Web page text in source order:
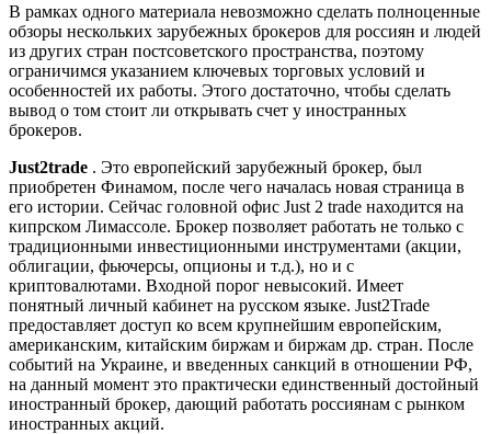
В рамках одного материала невозможно сделать полноценные
обзоры нескольких зарубежных брокеров для россиян и людей
из других стран постсоветского пространства, поэтому
ограничимся указанием ключевых торговых условий и
особенностей их работы. Этого достаточно, чтобы сделать
вывод о том стоит ли открывать счет у иностранных
брокеров.
Just2trade . Это европейский зарубежный брокер, был
приобретен Финамом, после чего началась новая страница в
его истории. Сейчас головной офис Just 2 trade находится на
кипрском Лимассоле. Брокер позволяет работать не только с
традиционными инвестиционными инструментами (акции,
облигации, фьючерсы, опционы и т.д.), но и с
криптовалютами. Входной порог невысокий. Имеет
понятный личный кабинет на русском языке. Just2Trade
предоставляет доступ ко всем крупнейшим европейским,
американским, китайским биржам и биржам др. стран. После
событий на Украине, и введенных санкций в отношении РФ,
на данный момент это практически единственный достойный
иностранный брокер, дающий работать россиянам с рынком
иностранных акций.